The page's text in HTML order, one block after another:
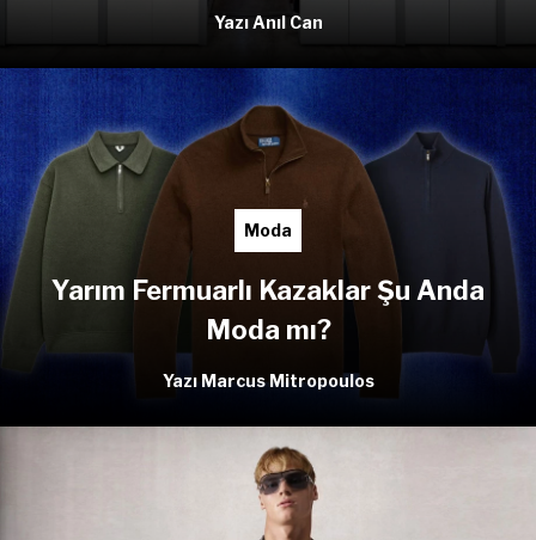
Yazı Anıl Can
Moda
Yarım Fermuarlı Kazaklar Şu Anda
Moda mı?
Yazı Marcus Mitropoulos